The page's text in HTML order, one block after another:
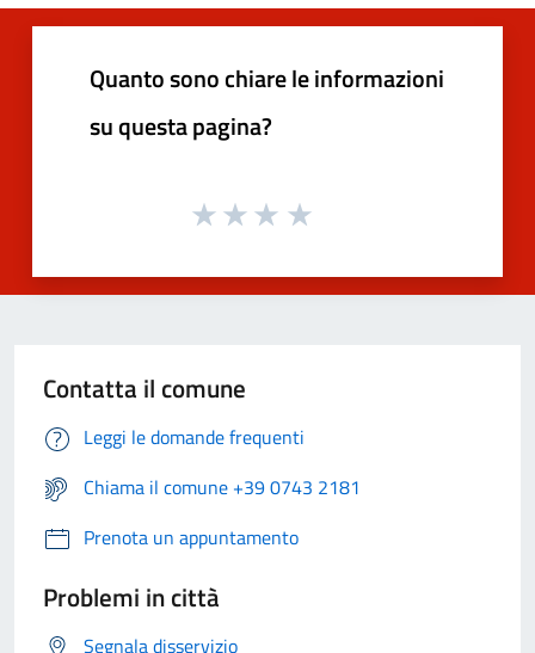
Quanto sono chiare le informazioni
su questa pagina?
Contatta il comune
Leggi le domande frequenti
Chiama il comune +39 0743 2181
Prenota un appuntamento
Problemi in città
Segnala disservizio